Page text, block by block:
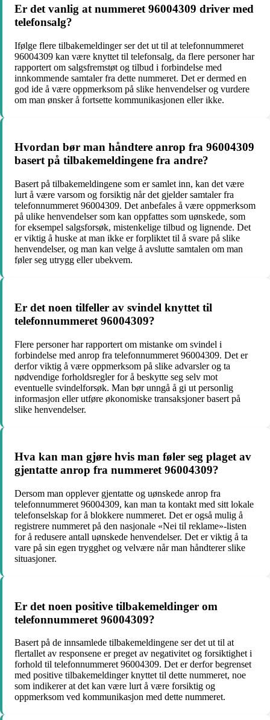
Er det vanlig at nummeret 96004309 driver med
telefonsalg?
Ifølge flere tilbakemeldinger ser det ut til at telefonnummeret
96004309 kan være knyttet til telefonsalg, da flere personer har
rapportert om salgsfremstøt og tilbud i forbindelse med
innkommende samtaler fra dette nummeret. Det er dermed en
god ide å være oppmerksom på slike henvendelser og vurdere
om man ønsker å fortsette kommunikasjonen eller ikke.
Hvordan bør man håndtere anrop fra 96004309
basert på tilbakemeldingene fra andre?
Basert på tilbakemeldingene som er samlet inn, kan det være
lurt å være varsom og forsiktig når det gjelder samtaler fra
telefonnummeret 96004309. Det anbefales å være oppmerksom
på ulike henvendelser som kan oppfattes som uønskede, som
for eksempel salgsforsøk, mistenkelige tilbud og lignende. Det
er viktig å huske at man ikke er forpliktet til å svare på slike
henvendelser, og man kan velge å avslutte samtalen om man
føler seg utrygg eller ubekvem.
Er det noen tilfeller av svindel knyttet til
telefonnummeret 96004309?
Flere personer har rapportert om mistanke om svindel i
forbindelse med anrop fra telefonnummeret 96004309. Det er
derfor viktig å være oppmerksom på slike advarsler og ta
nødvendige forholdsregler for å beskytte seg selv mot
eventuelle svindelforsøk. Man bør unngå å gi ut personlig
informasjon eller utføre økonomiske transaksjoner basert på
slike henvendelser.
Hva kan man gjøre hvis man føler seg plaget av
gjentatte anrop fra nummeret 96004309?
Dersom man opplever gjentatte og uønskede anrop fra
telefonnummeret 96004309, kan man ta kontakt med sitt lokale
telefonselskap for å blokkere nummeret. Det er også mulig å
registrere nummeret på den nasjonale «Nei til reklame»-listen
for å redusere antall uønskede henvendelser. Det er viktig å ta
vare på sin egen trygghet og velvære når man håndterer slike
situasjoner.
Er det noen positive tilbakemeldinger om
telefonnummeret 96004309?
Basert på de innsamlede tilbakemeldingene ser det ut til at
flertallet av responsene er preget av negativitet og forsiktighet i
forhold til telefonnummeret 96004309. Det er derfor begrenset
med positive tilbakemeldinger knyttet til dette nummeret, noe
som indikerer at det kan være lurt å være forsiktig og
oppmerksom ved kommunikasjon med dette nummeret.